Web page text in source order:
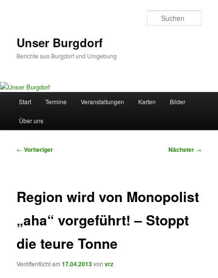
Unser Burgdorf
Berichte aus Burgdorf und Umgebung
Start Termine Veranstaltungen Karten Bilder
Über uns
Beitragsnavigation
← Vorheriger Nächster →
Region wird von Monopolist
„aha“ vorgeführt! – Stoppt
die teure Tonne
Veröffentlicht am17.04.2013vonvrz